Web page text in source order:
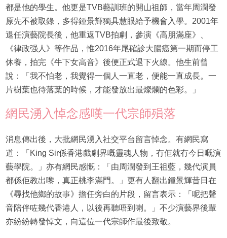
都是他的學生。他更是TVB藝訓班的開山祖師，當年周潤發
原先不被取錄，多得鍾景輝獨具慧眼給予機會入學。2001年
退任演藝院長後，他重返TVB拍劇，參演《高朋滿座》、
《律政强人》等作品，惟2016年尾確診大腸癌第一期而停工
休養，拍完《牛下女高音》後便正式退下火線。他生前曾
說：「我不怕老，我覺得一個人一直老，便能一直成長。一
片樹葉也待落葉的時候，才能發放出最燦爛的色彩。」
網民湧入悼念感嘆一代宗師殞落
消息傳出後，大批網民湧入社交平台留言悼念。有網民寫
道：「King Sir係香港戲劇界嘅靈魂人物，冇佢就冇今日嘅演
藝學院。」亦有網民感慨：「由周潤發到王祖藍，幾代演員
都係佢教出嚟，真正桃李滿門。」更有人翻出鍾景輝昔日在
《尋找他鄉的故事》擔任旁白的片段，留言表示：「呢把聲
音陪伴咗幾代香港人，以後再聽唔到喇。」不少演藝界後輩
亦紛紛轉發悼文，向這位一代宗師作最後致敬。